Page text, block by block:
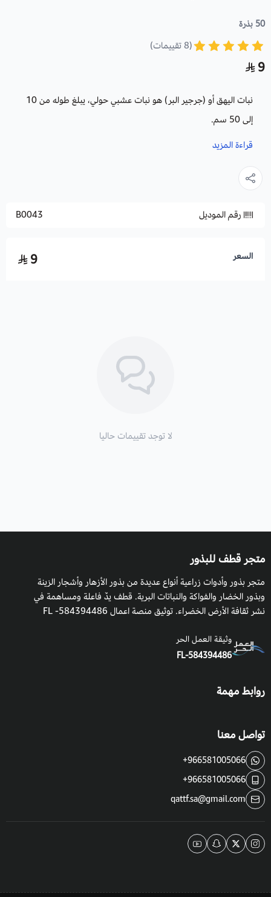
50 بذرة
(8 تقييمات)
9
نبات اليهق أو (جرجير البر) هو نبات عشبي حولي، يبلغ طوله من 10
إلى 50 سم.
شكل أوراقه لحمية فهو ينمو بقرب قاعدته، ذات الشكل البيضاوي
ذو لون زهري وأرجواني.
في الاراضي الرملية.
البر) .
قراءة المزيد
رقم الموديل B0043
السعر 9
لا توجد تقييمات حاليا
متجر قطف للبذور
متجر بذور وأدوات زراعية أنواع عديدة من بذور الأزهار وأشجار الزينة
وبذور الخضار والفواكة والنباتات البرية. قطف يدٌ فاعلة ومساهمة في
نشر ثقافة الأرض الخضراء. توثيق منصة اعمال 584394486- FL
وثيقة العمل الحر
FL-584394486
روابط مهمة
تواصل معنا
+966581005066
+966581005066
qattf.sa@gmail.com